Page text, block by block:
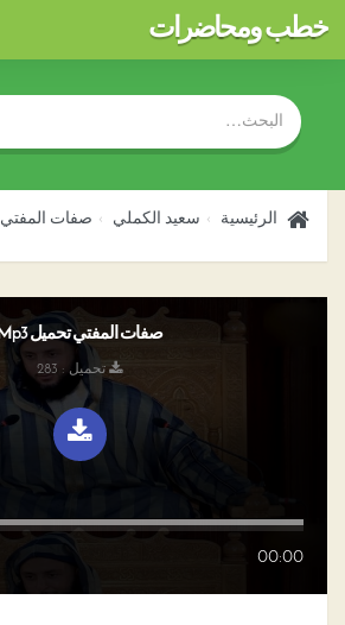
خطب ومحاضرات
الرئيسية سعيد الكملي صفات المفتي
صفات المفتي تحميل Mp3
تحميل : 283
00:00